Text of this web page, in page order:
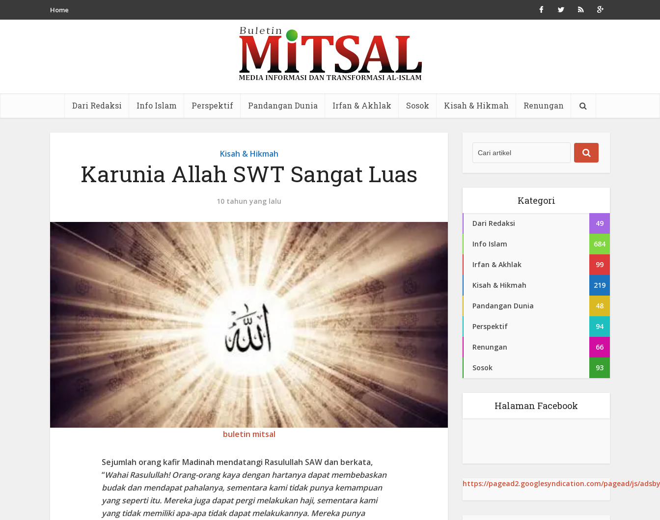
Home
Dari Redaksi Info Islam Perspektif Pandangan Dunia Irfan & Akhlak Sosok Kisah & Hikmah Renungan
Kisah & Hikmah
Karunia Allah SWT Sangat Luas
10 tahun yang lalu
buletin mitsal
Sejumlah orang kafir Madinah mendatangi Rasulullah SAW dan berkata,
“Wahai Rasulullah! Orang-orang kaya dengan hartanya dapat membebaskan
budak dan mendapat pahalanya, sementara kami tidak punya kemampuan
yang seperti itu. Mereka juga dapat pergi melakukan haji, sementara kami
yang tidak memiliki apa-apa tidak dapat melakukannya. Mereka punya
Kategori
Dari Redaksi 49
Info Islam 684
Irfan & Akhlak 99
Kisah & Hikmah 219
Pandangan Dunia 48
Perspektif 94
Renungan 66
Sosok 93
Halaman Facebook
https://pagead2.googlesyndication.com/pagead/js/